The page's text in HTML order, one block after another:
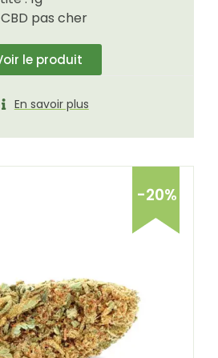
pas cher
le produit
En savoir plus
-20%